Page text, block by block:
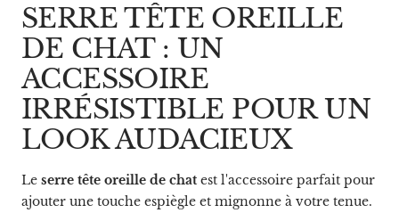
SERRE TÊTE OREILLE
DE CHAT : UN
ACCESSOIRE
IRRÉSISTIBLE POUR UN
LOOK AUDACIEUX
Le serre tête oreille de chat est l'accessoire parfait pour
ajouter une touche espiègle et mignonne à votre tenue.